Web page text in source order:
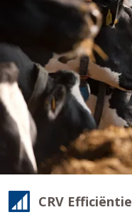
CRV Efficiëntie